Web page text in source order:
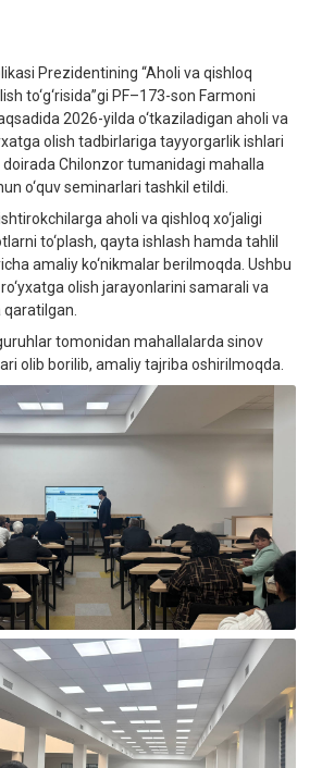
Prezidentining “Aholi va qishloq
to‘g‘risida”gi PF–173-son Farmoni
2026-yilda o‘tkaziladigan aholi va
olish tadbirlariga tayyorgarlik ishlari
Chilonzor tumanidagi mahalla
o‘quv seminarlari tashkil etildi.
aholi va qishloq xo‘jaligi
to‘plash, qayta ishlash hamda tahlil
amaliy ko‘nikmalar berilmoqda. Ushbu
olish jarayonlarini samarali va
tomonidan mahallalarda sinov
olib borilib, amaliy tajriba oshirilmoqda.